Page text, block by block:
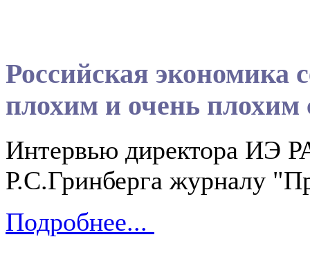
Российская экономика
плохим и очень плохим
Интервью директора ИЭ
Р.С.Гринберга журналу
Подробнее...